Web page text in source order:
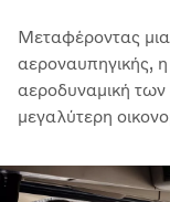
Μεταφέροντας
αεροναυπηγικής,
αεροδυναμική
μεγαλύτερη